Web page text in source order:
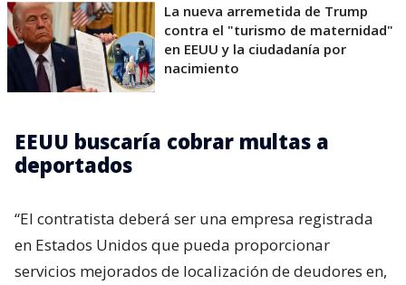
La nueva arremetida de Trump
contra el "turismo de maternidad"
en EEUU y la ciudadanía por
nacimiento
EEUU buscaría cobrar multas a
deportados
“El contratista deberá ser una empresa registrada
en Estados Unidos que pueda proporcionar
servicios mejorados de localización de deudores en,